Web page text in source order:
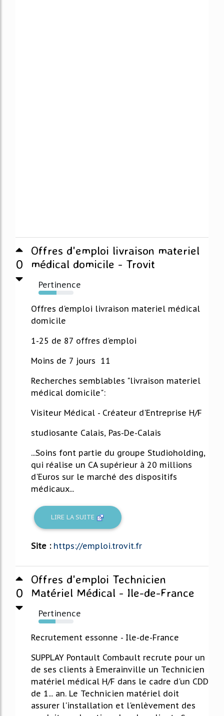
0
Offres d'emploi livraison materiel
médical domicile - Trovit
Pertinence
52%
Offres d'emploi livraison materiel médical
domicile
1-25 de 87 offres d'emploi
Moins de 7 jours 11
Recherches semblables "livraison materiel
médical domicile":
Visiteur Médical - Créateur d'Entreprise H/F
studiosante Calais, Pas-De-Calais
...Soins font partie du groupe Studioholding,
qui réalise un CA supérieur à 20 millions
d'Euros sur le marché des dispositifs
médicaux...
LIRE LA SUITE
Site : https://emploi.trovit.fr
0
Offres d'emploi Technicien
Matériel Médical - Ile-de-France
Pertinence
49%
Recrutement essonne - Ile-de-France
SUPPLAY Pontault Combault recrute pour un
de ses clients à Emerainville un Technicien
matériel médical H/F dans le cadre d'un CDD
de 1... an. Le Technicien matériel doit
assurer l'installation et l'enlèvement des